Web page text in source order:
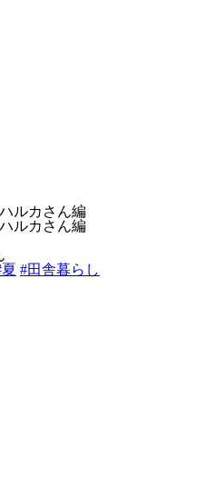
ルカさん編
ルカさん編
#田舎暮らし